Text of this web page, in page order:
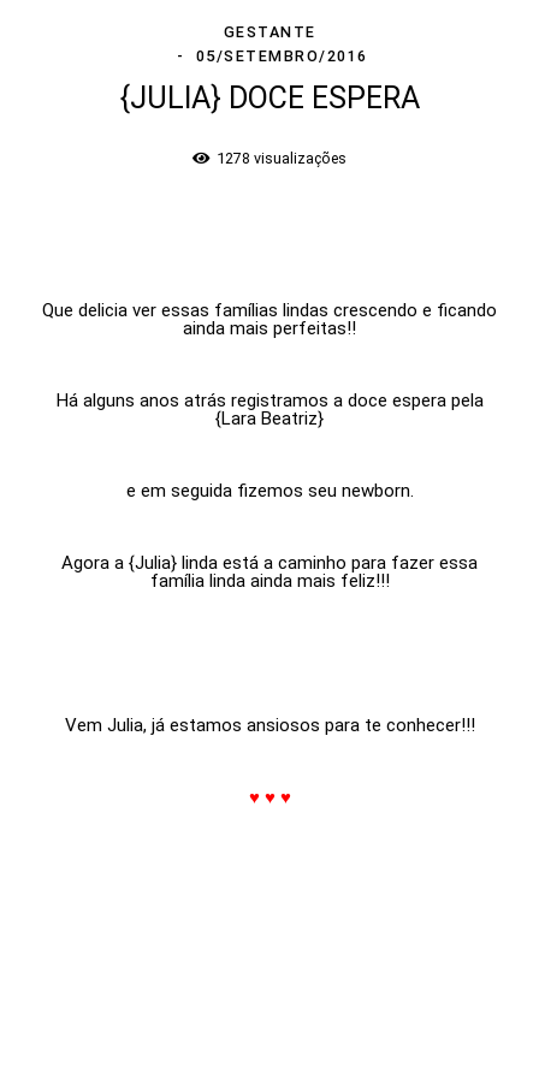
GESTANTE
05/SETEMBRO/2016
{JULIA} DOCE ESPERA
1278 visualizações
Que delicia ver essas famílias lindas crescendo e ficando
ainda mais perfeitas!!
Há alguns anos atrás registramos a doce espera pela
{Lara Beatriz}
e em seguida fizemos seu newborn.
Agora a {Julia} linda está a caminho para fazer essa
família linda ainda mais feliz!!!
Vem Julia, já estamos ansiosos para te conhecer!!!
♥ ♥ ♥